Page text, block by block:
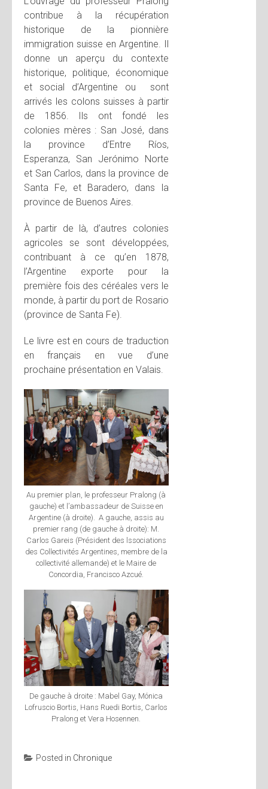
contribue à la récupération
historique de la pionnière
immigration suisse en Argentine. Il
donne un aperçu du contexte
historique, politique, économique
et social d’Argentine ou sont
arrivés les colons suisses à partir
de 1856. Ils ont fondé les
colonies mères : San José, dans
la province d’Entre Ríos,
Esperanza, San Jerónimo Norte
et San Carlos, dans la province de
Santa Fe, et Baradero, dans la
province de Buenos Aires.
À partir de là, d’autres colonies
agricoles se sont développées,
contribuant à ce qu’en 1878,
l’Argentine exporte pour la
première fois des céréales vers le
monde, à partir du port de Rosario
(province de Santa Fe).
Le livre est en cours de traduction
en français en vue d’une
prochaine présentation en Valais.
Au premier plan, le professeur Pralong (à
gauche) et l’ambassadeur de Suisse en
Argentine (à droite). A gauche, assis au
premier rang (de gauche à droite): M.
Carlos Gareis (Président des lssociations
des Collectivités Argentines, membre de la
collectivité allemande) et le Maire de
Concordia, Francisco Azcué.
De gauche à droite : Mabel Gay, Mónica
Lofruscio Bortis, Hans Ruedi Bortis, Carlos
Pralong et Vera Hosennen.
Posted in Chronique